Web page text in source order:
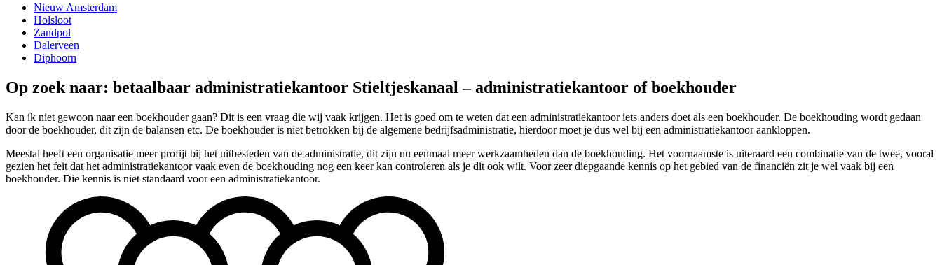
Nieuw Amsterdam
Holsloot
Zandpol
Dalerveen
Diphoorn
Op zoek naar: betaalbaar administratiekantoor Stieltjeskanaal – administratiekantoor of boekhouder
Kan ik niet gewoon naar een boekhouder gaan? Dit is een vraag die wij vaak krijgen. Het is goed om te weten dat een administratiekantoor iets anders doet als een boekhouder. De boekhouding wordt gedaan
door de boekhouder, dit zijn de balansen etc. De boekhouder is niet betrokken bij de algemene bedrijfsadministratie, hierdoor moet je dus wel bij een administratiekantoor aankloppen.
Meestal heeft een organisatie meer profijt bij het uitbesteden van de administratie, dit zijn nu eenmaal meer werkzaamheden dan de boekhouding. Het voornaamste is uiteraard een combinatie van de twee, vooral
gezien het feit dat het administratiekantoor vaak even de boekhouding nog een keer kan controleren als je dit ook wilt. Voor zeer diepgaande kennis op het gebied van de financiën zit je wel vaak bij een
boekhouder. Die kennis is niet standaard voor een administratiekantoor.